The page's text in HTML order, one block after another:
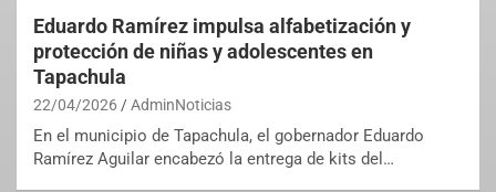
Eduardo Ramírez impulsa alfabetización y
protección de niñas y adolescentes en
Tapachula
22/04/2026 AdminNoticias
En el municipio de Tapachula, el gobernador Eduardo
Ramírez Aguilar encabezó la entrega de kits del…